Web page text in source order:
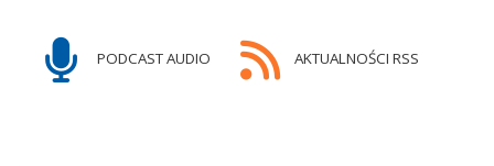
PODCAST AUDIO AKTUALNOŚCI RSS